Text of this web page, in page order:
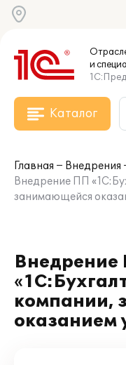
и
Каталог
Главная
Внедрения
Внедрение ПП
занимающейся
Внедрение
компании,
оказанием